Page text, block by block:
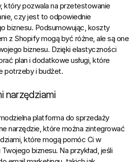
, który pozwala na przetestowanie
czy jest to odpowiednie
biznesu. Podsumowując, koszty
z Shopify mogą być różne, ale są one
biznesu. Dzięki elastyczności
plan i dodatkowe usługi, które
potrzeby i budżet.
narzędziami
platforma do sprzedaży
narzędzie, które można zintegrować
które mogą pomóc Ci w
biznesu. Na przykład, jeśli